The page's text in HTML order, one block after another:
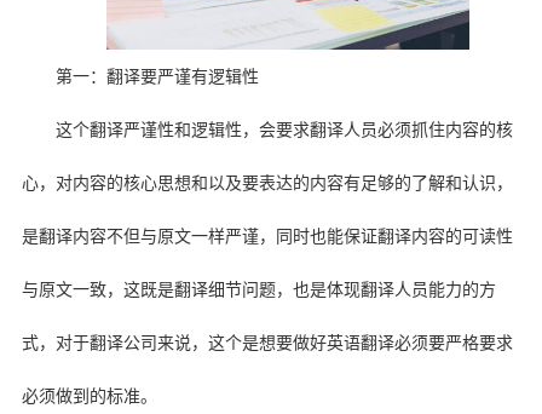
第一：翻译要严谨有逻辑性
这个翻译严谨性和逻辑性，会要求翻译人员必须抓住内容的核
心，对内容的核心思想和以及要表达的内容有足够的了解和认识，
是翻译内容不但与原文一样严谨，同时也能保证翻译内容的可读性
与原文一致，这既是翻译细节问题，也是体现翻译人员能力的方
式，对于翻译公司来说，这个是想要做好英语翻译必须要严格要求
必须做到的标准。